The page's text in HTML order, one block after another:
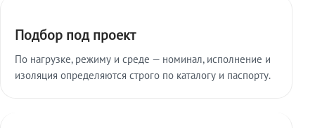
Подбор под проект
По нагрузке, режиму и среде — номинал, исполнение и
изоляция определяются строго по каталогу и паспорту.